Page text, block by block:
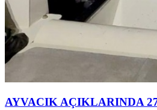
AYVACIK AÇIKLARINDA